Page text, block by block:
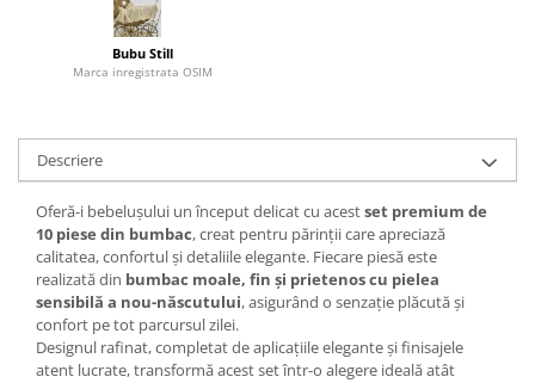
Bubu Still
Marca inregistrata OSIM
Descriere
Oferă-i bebelușului un început delicat cu acestset premium de
10 piese din bumbac, creat pentru părinții care apreciază
calitatea, confortul și detaliile elegante. Fiecare piesă este
realizată din bumbac moale, fin și prietenos cu pielea
sensibilă a nou-născutului, asigurând o senzație plăcută și
confort pe tot parcursul zilei.
Designul rafinat, completat de aplicațiile elegante și finisajele
atent lucrate, transformă acest set într-o alegere ideală atât